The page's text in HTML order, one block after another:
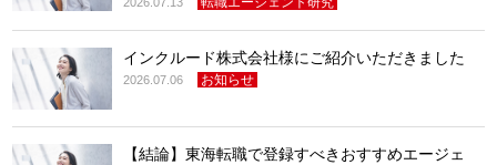
インクルード株式会社様にご紹介いただきました
2026.07.06 お知らせ
【結論】東海転職で登録すべきおすすめエージェ